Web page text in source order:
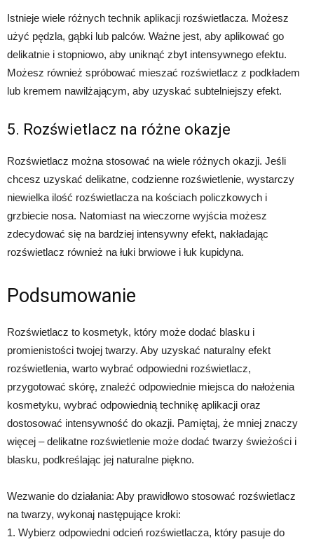
Istnieje wiele różnych technik aplikacji rozświetlacza. Możesz
użyć pędzla, gąbki lub palców. Ważne jest, aby aplikować go
delikatnie i stopniowo, aby uniknąć zbyt intensywnego efektu.
Możesz również spróbować mieszać rozświetlacz z podkładem
lub kremem nawilżającym, aby uzyskać subtelniejszy efekt.
5. Rozświetlacz na różne okazje
Rozświetlacz można stosować na wiele różnych okazji. Jeśli
chcesz uzyskać delikatne, codzienne rozświetlenie, wystarczy
niewielka ilość rozświetlacza na kościach policzkowych i
grzbiecie nosa. Natomiast na wieczorne wyjścia możesz
zdecydować się na bardziej intensywny efekt, nakładając
rozświetlacz również na łuki brwiowe i łuk kupidyna.
Podsumowanie
Rozświetlacz to kosmetyk, który może dodać blasku i
promienistości twojej twarzy. Aby uzyskać naturalny efekt
rozświetlenia, warto wybrać odpowiedni rozświetlacz,
przygotować skórę, znaleźć odpowiednie miejsca do nałożenia
kosmetyku, wybrać odpowiednią technikę aplikacji oraz
dostosować intensywność do okazji. Pamiętaj, że mniej znaczy
więcej – delikatne rozświetlenie może dodać twarzy świeżości i
blasku, podkreślając jej naturalne piękno.
Wezwanie do działania: Aby prawidłowo stosować rozświetlacz
na twarzy, wykonaj następujące kroki:
1. Wybierz odpowiedni odcień rozświetlacza, który pasuje do